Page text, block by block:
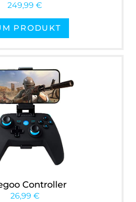
249,99 €
PRODUKT
Controller
26,99 €